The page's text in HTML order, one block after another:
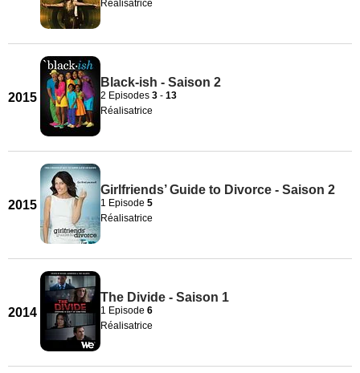
Réalisatrice
2015
Black-ish - Saison 2
2 Episodes 3 - 13
Réalisatrice
2015
Girlfriends’ Guide to Divorce - Saison 2
1 Episode 5
Réalisatrice
2014
The Divide - Saison 1
1 Episode 6
Réalisatrice